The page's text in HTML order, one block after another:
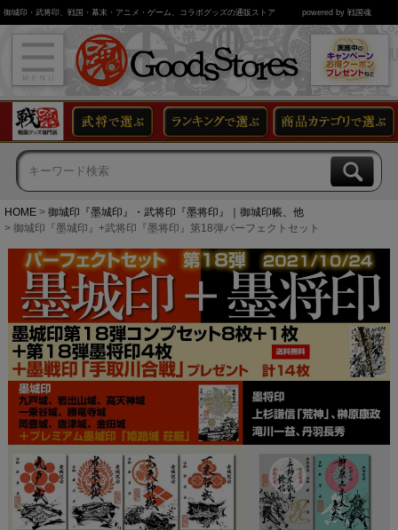
御城印・武将印、戦国・幕末・アニメ・ゲーム、コラボグッズの通販ストア powered by 戦国魂
HOME
御城印『墨城印』・武将印『墨将印』｜御城印帳、他
御城印『墨城印』+武将印『墨将印』第18弾パーフェクトセット